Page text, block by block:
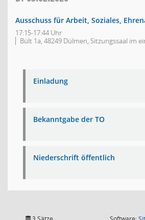
Ausschuss für Arbeit, Soziales,
17:15-17:44 Uhr
Bült 1a, 48249 Dülmen, Sitzungssaal im
Einladung
Bekanntgabe der TO
Niederschrift öffentlich